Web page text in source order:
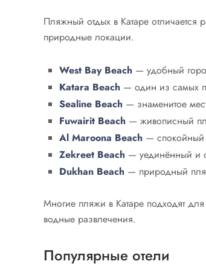
Пляжный отдых в Катаре
природные локации.
West Bay Beach — удобный
Katara Beach — один из самых
Sealine Beach — знаменитое
Fuwairit Beach — живописный
Al Maroona Beach — спокойный
Zekreet Beach — уединённый и
Dukhan Beach — природный
Многие пляжи в Катаре подходят
водные развлечения.
Популярные отели